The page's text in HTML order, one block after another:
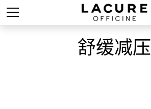
舒缓减压